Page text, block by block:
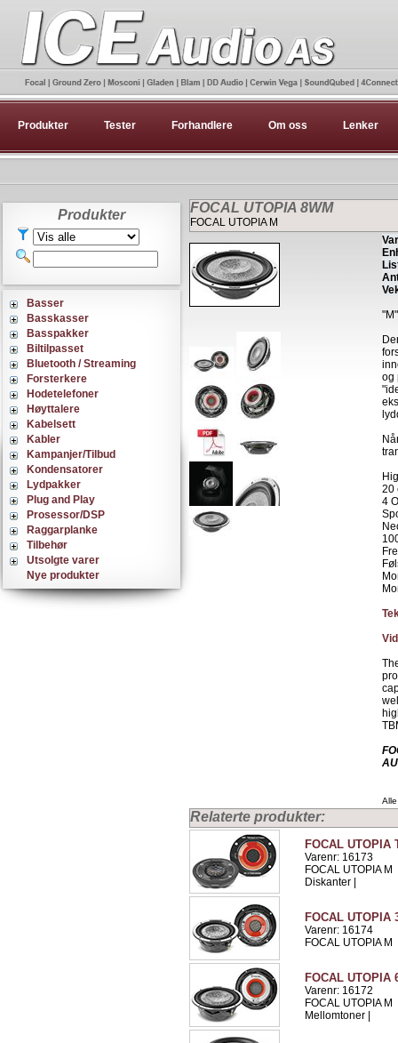
Produkter Tester Forhandlere Om oss Lenker
Produkter
Basser
Basskasser
Basspakker
Biltilpasset
Bluetooth / Streaming
Forsterkere
Hodetelefoner
Høyttalere
Kabelsett
Kabler
Kampanjer/Tilbud
Kondensatorer
Lydpakker
Plug and Play
Prosessor/DSP
Raggarplanke
Tilbehør
Utsolgte varer
Nye produkter
FOCAL UTOPIA 8WM
FOCAL UTOPIA M
og
20
4
Relaterte produkter:
FOCAL UTOPIA
Varenr: 16173
FOCAL UTOPIA M
Diskanter |
FOCAL UTOPIA
Varenr: 16174
FOCAL UTOPIA M
FOCAL UTOPIA
Varenr: 16172
FOCAL UTOPIA M
Mellomtoner |